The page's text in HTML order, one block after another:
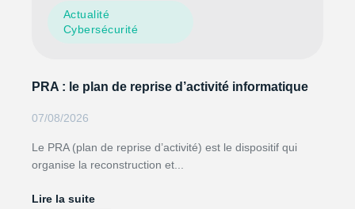
Actualité
Cybersécurité
PRA : le plan de reprise d’activité informatique
07/08/2026
Le PRA (plan de reprise d’activité) est le dispositif qui
organise la reconstruction et...
Lire la suite